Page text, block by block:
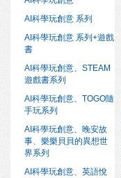
AI科學玩創意 系列
AI科學玩創意 系列+遊戲
書
AI科學玩創意、STEAM
遊戲書系列
AI科學玩創意、TOGO隨
手玩系列
AI科學玩創意、晚安故
事、樂樂貝貝的異想世
界系列
AI科學玩創意、英語悅